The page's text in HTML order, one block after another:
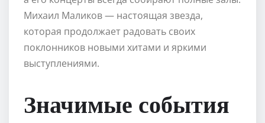
Михаил Маликов — настоящая звезда,
которая продолжает радовать своих
поклонников новыми хитами и яркими
выступлениями.
Значимые события